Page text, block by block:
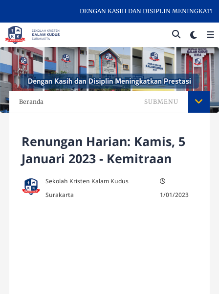
DENGAN KASIH DAN DISIPLIN MENINGKATKAN
Beranda SUBMENU
Renungan Harian: Kamis, 5
Januari 2023 - Kemitraan
Sekolah Kristen Kalam Kudus
Surakarta
1/01/2023